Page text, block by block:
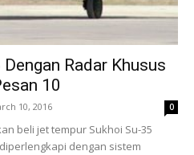
Radar Khusus
10
10, 2016 0
beli jet tempur Sukhoi Su-35
dengan sistem